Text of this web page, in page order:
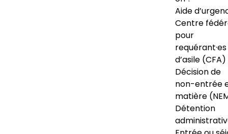
Aide
Centre
pour
requérant·es
d’asile (CFA)
Décision de
non-entrée
matière
Détention